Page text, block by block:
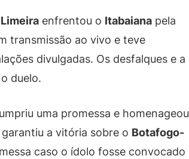
enfrentou o Itabaiana pela
transmissão ao vivo e teve
divulgadas. Os desfalques e a
duelo.
uma promessa e homenageou
a vitória sobre o Botafogo-
caso o ídolo fosse convocado